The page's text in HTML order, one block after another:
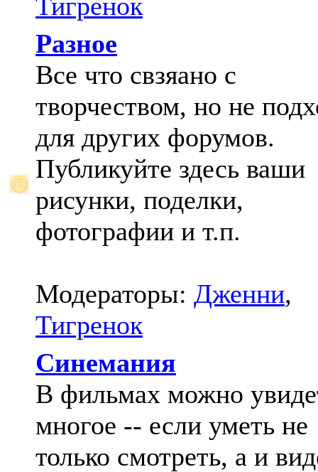
Разное
Все что свзяано с
творчеством, но не
для других форумов.
Публикуйте здесь ваши
рисунки, поделки,
фотографии и т.п.
Модераторы: Дженни,
Тигренок
Синемания
В фильмах можно
многое -- если уметь не
только смотреть, а и